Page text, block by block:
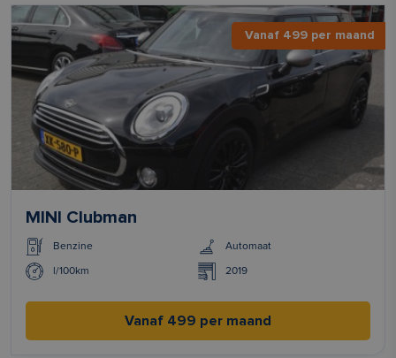
Vanaf 499 per maand
MINI Clubman
Benzine Automaat
l/100km 2019
Vanaf 499 per maand